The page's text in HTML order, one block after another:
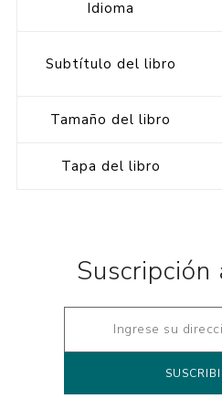
Idioma
Subtítulo del libro
Tamaño del libro
Tapa del libro